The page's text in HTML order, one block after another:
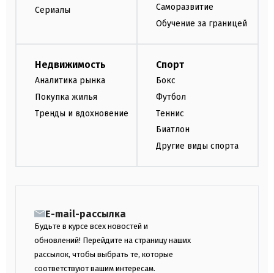
Сериалы
Саморазвитие
Обучение за границей
Недвижимость
Аналитика рынка
Покупка жилья
Тренды и вдохновение
Спорт
Бокс
Футбол
Теннис
Биатлон
Другие виды спорта
E-mail-рассылка
Будьте в курсе всех новостей и
обновлений! Перейдите на страницу наших
рассылок, чтобы выбрать те, которые
соответствуют вашим интересам.